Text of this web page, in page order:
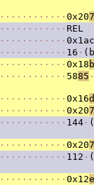
· · · · · · · · · · · · 0x20
· · · · · · · · · · · · REL
· · · · · · · · · · · · 0x1ac
· · · · · · · · · · · · 16 ·
· · · · · · · · · · · · 0x18
· · · · · · · · · · · · 5885 ·
· · · · · · · · · · · · 0x16
· · · · · · · · · · · · 0x20
· · · · · · · · · · · · 144 ·
· · · · · · · · · · · · 0x20
· · · · · · · · · · · · 112 ·
· · · · · · · · · · · · 0x12e